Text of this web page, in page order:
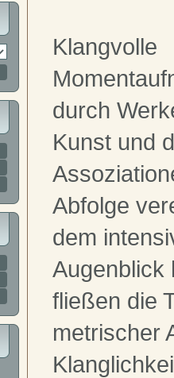
Klangvolle
durch
Kunst und
Abfolge
dem
Augenblick
fließen die
metrischer